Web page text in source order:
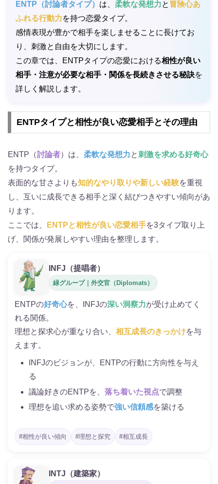
ENTP（討論者タイプ） は、 柔軟な発想力と 冒険心あ
ふれる行動力を持つ恋愛タイプ。
感情表現が豊かで相手を楽しませることに長けてお
り、刺激と自由を大切にします。
この章では、ENTPタイプの恋愛における相性が良い
相手・注意が必要な相手・関係を長続きさせる秘訣を
詳しく解説します。
ENTPタイプと相性が良い恋愛相手とその理由
ENTP（討論者）は、 柔軟な発想力と刺激を求める好奇心
を持つタイプ。
表面的な甘さよりも知的なやり取りや新しい経験を重視
し、互いに成長できる相手と深く結びつきやすい傾向があ
ります。
ここでは、
ENTPと相性が良い恋愛相手を3タイプ取り上
げ、関係が発展しやすい理由を整理します。
INFJ（提唱者）
緑グループ｜外交官（Diplomats）
ENTPの好奇心を、INFJの深い洞察力が受け止めてく
れる関係。
理想と探求心が重なり合い、 相互成長のきっかけを与
えます。
INFJのビジョンが、ENTPの行動に方向性を与え
る
議論好きのENTPを、落ち着いた視点で調整
理想を追い求める姿勢で強い信頼感を築ける
#相性が良い傾向 #理想と探究 #相互成長
INTJ（建築家）